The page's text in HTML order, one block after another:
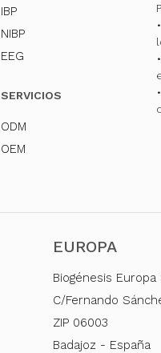
IBP
NIBP
EEG
SERVICIOS
ODM
OEM
EUROPA
Biogénesis Europa
C/Fernando
ZIP 06003
Badajoz - España